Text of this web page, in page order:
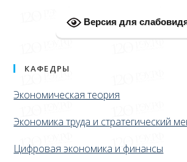
Экономическая теория
Экономика труда и стратегический
Цифровая экономика и финансы
Анализ данных и цифровые технологии